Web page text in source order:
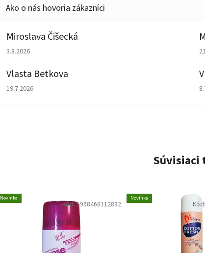
Miroslava Čišecká
Hodnotenie obchodu je 1 z 5 hviezdičiek.
3.8.2026
Vlasta Betkova
Hodnotenie obchodu je 5 z 5 hviezdičiek.
19.7.2026
Súvisiaci
Novinka
Kód:5998466112892
Novinka
Kód: